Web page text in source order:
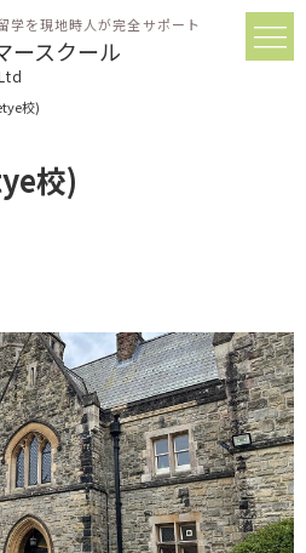
学を現地時人が完全サポート
ースクール
校)
校)